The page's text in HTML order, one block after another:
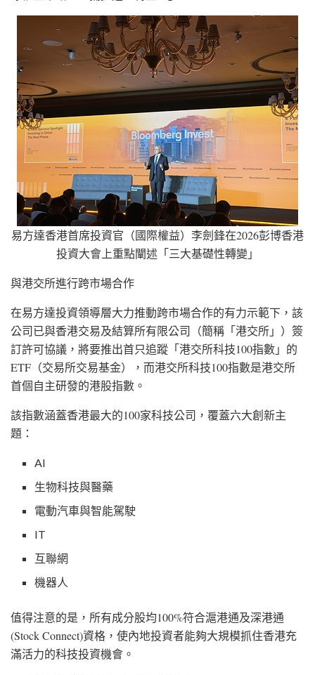
易方達香港首席投資官（國際權益）李劍鋒在2026彭博香港
投資大會上重點闡述「三大基礎性轉變」
與港交所進行跨市場合作
在易方達投資領導層大力推動跨市場合作的有力示範下，該
公司已與香港交易及結算所有限公司（簡稱「港交所」）簽
訂許可協議，將要推出首只追蹤「港交所科技100指數」的
ETF（交易所交易基金），而港交所科技100指數是港交所
首個自主研發的港股指數。
該指數涵蓋香港最大的100家科技公司，覆蓋六大創新主
題：
AI
生物科技與醫藥
電動汽車與智能駕駛
IT
互聯網
機器人
值得注意的是，所有成分股均100%符合滬港通及深港通
(Stock Connect)資格，使內地投資者能夠大規模抓住香港充
滿活力的科技投資機會。